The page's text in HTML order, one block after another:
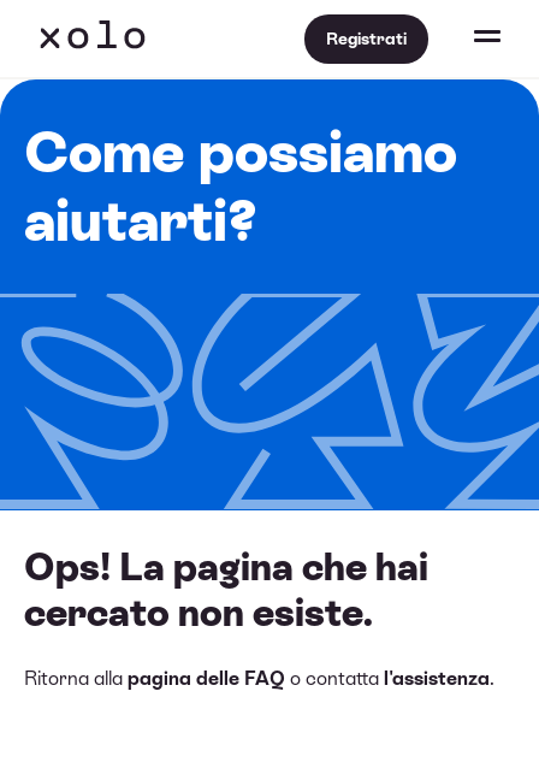
Registrati
Come possiamo
aiutarti?
Ops! La pagina che hai
cercato non esiste.
Ritorna alla pagina delle FAQ o contatta l'assistenza.